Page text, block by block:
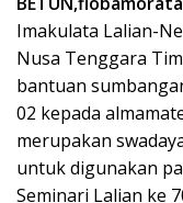
Imakulata Lalian-
Nusa Tenggara
bantuan
02 kepada
merupakan
untuk digunakan
Seminari Lalian ke